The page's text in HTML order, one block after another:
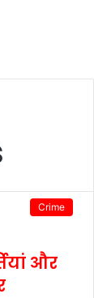
Crime
और